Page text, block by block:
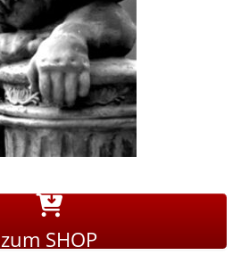
zum SHOP